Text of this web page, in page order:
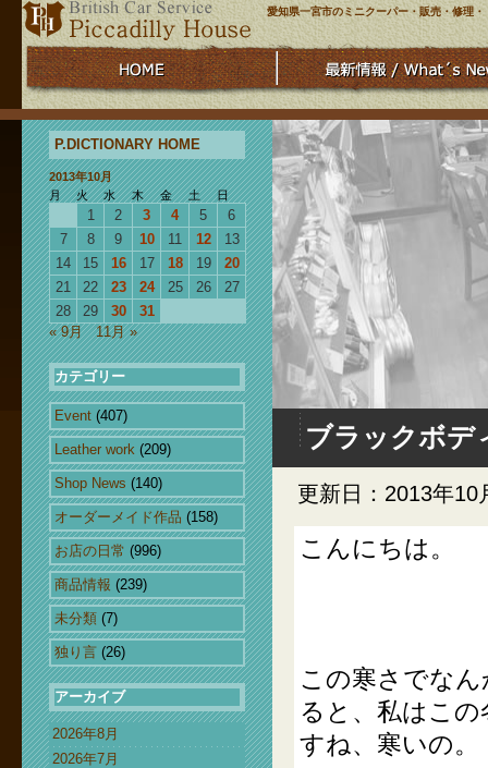
愛知県一宮市のミニクーパー・販売・修理
P.DICTIONARY HOME
2013年10月
月
火 水 木 金 土 日
1 2 3 4 5
6
7
8 9 10 11 12
13
14
15 16 17 18 19
20
21
22 23 24 25 26
27
28
29 30
31
« 9月
11月 »
カテゴリー
Event (407)
Leather work (209)
Shop News (140)
オーダーメイド作品 (158)
お店の日常 (996)
商品情報 (239)
未分類 (7)
独り言 (26)
アーカイブ
2026年8月
2026年7月
ブラックボデ
更新日：2013年10
こんにちは。
この寒さでな
ると、私はこ
すね、寒いの。